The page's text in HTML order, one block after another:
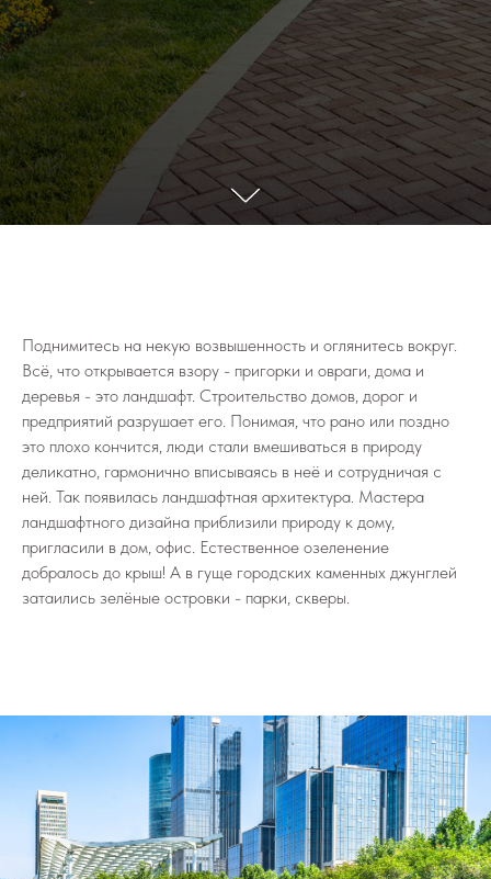
Поднимитесь на некую возвышенность и оглянитесь вокруг.
Всё, что открывается взору - пригорки и овраги, дома и
деревья - это ландшафт. Строительство домов, дорог и
предприятий разрушает его. Понимая, что рано или поздно
это плохо кончится, люди стали вмешиваться в природу
деликатно, гармонично вписываясь в неё и сотрудничая с
ней. Так появилась ландшафтная архитектура. Мастера
ландшафтного дизайна приблизили природу к дому,
пригласили в дом, офис. Естественное озеленение
добралось до крыш! А в гуще городских каменных джунглей
затаились зелёные островки - парки, скверы.